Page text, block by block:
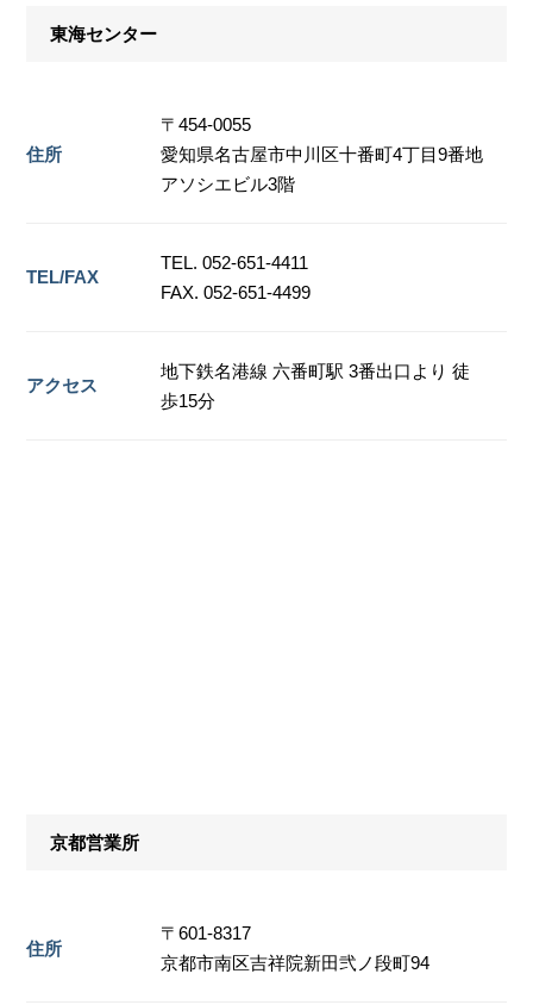
東海センター
住所
〒454-0055
愛知県名古屋市中川区十番町4丁目9番地
アソシエビル3階
TEL/FAX
TEL. 052-651-4411
FAX. 052-651-4499
アクセス
地下鉄名港線 六番町駅 3番出口より 徒
歩15分
京都営業所
住所
〒601-8317
京都市南区吉祥院新田弐ノ段町94